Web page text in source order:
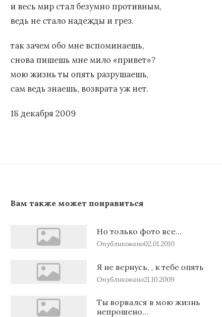
и весь мир стал безумно противным,
ведь не стало надежды и грез.
так зачем обо мне вспоминаешь,
снова пишешь мне мило «привет»?
мою жизнь ты опять разрушаешь,
сам ведь знаешь, возврата уж нет.
18 декабря 2009
Вам также может понравиться
Но только фото все…
Опубликовано02.01.2010
Я не вернусь, , к тебе опять
Опубликовано21.10.2009
Ты ворвался в мою жизнь
непрошено…